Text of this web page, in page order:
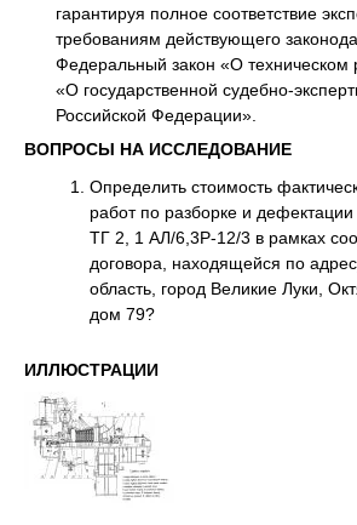
гарантируя полное соответствие
требованиям действующего
Федеральный закон «О техническом
«О государственной судебно-
Российской Федерации».
ВОПРОСЫ НА ИССЛЕДОВАНИЕ
Определить стоимость
работ по разборке и
ТГ 2, 1 АЛ/6,3Р-12/3 в рамках
договора, находящейся по
область, город Великие Луки,
дом 79?
ИЛЛЮСТРАЦИИ